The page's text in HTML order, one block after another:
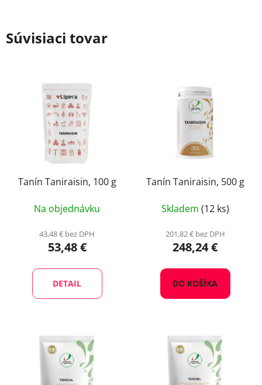
Súvisiaci tovar
Tanín Taniraisin, 100 g
Na objednávku
43,48 € bez DPH
53,48 €
DETAIL
Tanín Taniraisin, 500 g
Skladem (12 ks)
201,82 € bez DPH
248,24 €
DO KOŠÍKA